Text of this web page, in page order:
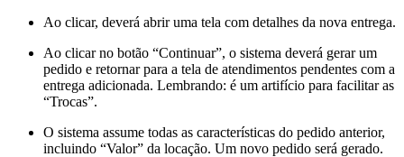
Ao clicar, deverá abrir uma tela com detalhes da nova entrega.
Ao clicar no botão “Continuar”, o sistema deverá gerar um
pedido e retornar para a tela de atendimentos pendentes com a
entrega adicionada. Lembrando: é um artifício para facilitar as
“Trocas”.
O sistema assume todas as características do pedido anterior,
incluindo “Valor” da locação. Um novo pedido será gerado.